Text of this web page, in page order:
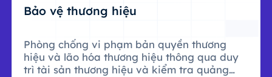
Bảo vệ thương hiệu
Phòng chống vi phạm bản quyền thương
hiệu và lão hóa thương hiệu thông qua duy
trì tài sản thương hiệu và kiểm tra quảng